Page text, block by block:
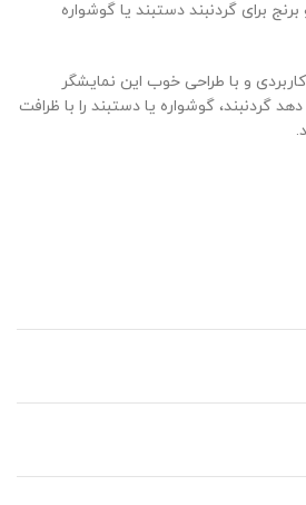
برای گردنبند دستبند یا گوشواره
و با طراحی خوب این نمایشگر
گردنبند، گوشواره یا دستبند را با ظرافت